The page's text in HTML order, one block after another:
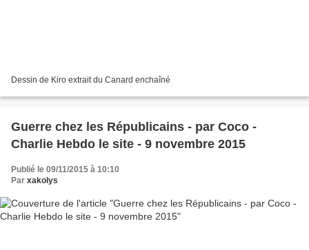
Dessin de Kiro extrait du Canard enchaîné
Guerre chez les Républicains - par Coco -
Charlie Hebdo le site - 9 novembre 2015
Publié le 09/11/2015 à 10:10
Par xakolys